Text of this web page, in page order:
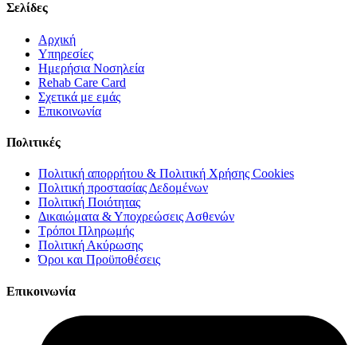
Σελίδες
Αρχική
Υπηρεσίες
Ημερήσια Νοσηλεία
Rehab Care Card
Σχετικά με εμάς
Επικοινωνία
Πολιτικές
Πολιτική απορρήτου & Πολιτική Χρήσης Cookies
Πολιτική προστασίας Δεδομένων
Πολιτική Ποιότητας
Δικαιώματα & Υποχρεώσεις Ασθενών
Τρόποι Πληρωμής
Πολιτική Ακύρωσης
Όροι και Προϋποθέσεις
Επικοινωνία